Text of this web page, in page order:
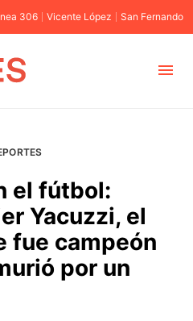
306 Vicente López San Fernando
el fútbol:
Yacuzzi, el
fue campeón
por un